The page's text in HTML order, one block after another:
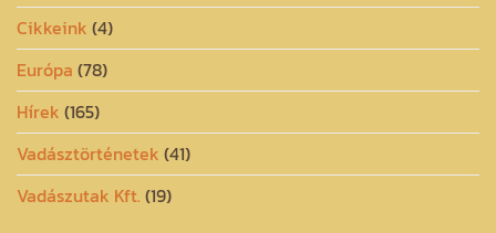
Cikkeink (4)
Európa (78)
Hírek (165)
Vadásztörténetek (41)
Vadászutak Kft. (19)